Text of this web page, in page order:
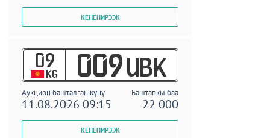
09
KG 009 UBK
Аукцион башталган күнү Баштапкы баа
11.08.2026 09:15 22 000